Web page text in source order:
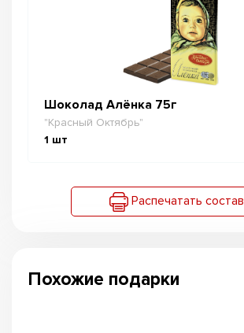
Шоколад Алёнка 75г
"Красный Октябрь"
1 шт
Распечатать состав
Похожие подарки